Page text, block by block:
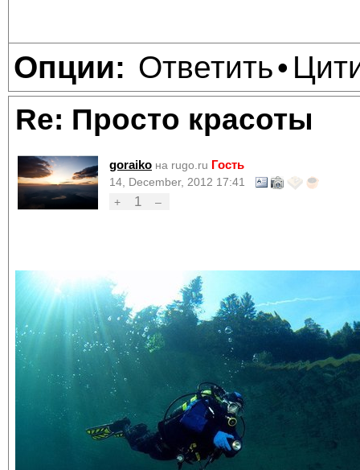
Опции: Ответить•
Re: Просто красоты
goraiko на rugo.ru Гость
14, December, 2012 17:41
+
1 –